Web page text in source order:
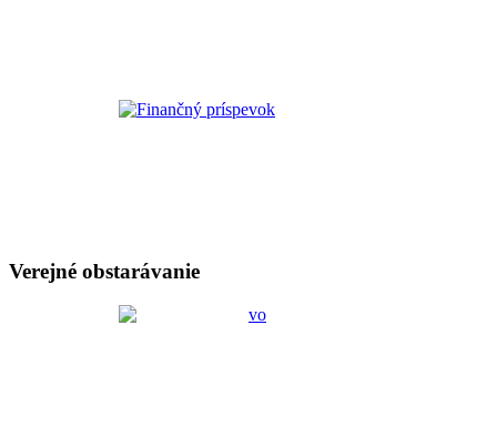
Verejné obstarávanie